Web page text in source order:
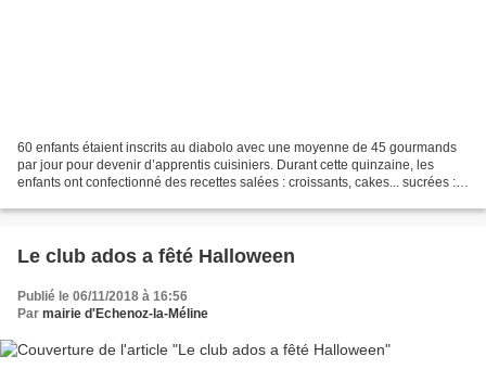
60 enfants étaient inscrits au diabolo avec une moyenne de 45 gourmands
par jour pour devenir d’apprentis cuisiniers. Durant cette quinzaine, les
enfants ont confectionné des recettes salées : croissants, cakes... sucrées :
Le club ados a fêté Halloween
Publié le 06/11/2018 à 16:56
Par mairie d'Echenoz-la-Méline